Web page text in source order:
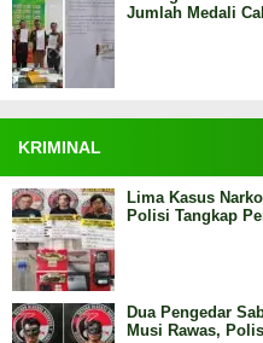
Jumlah Medali
KRIMINAL
Lima Kasus
Polisi Tangkap
Dua Pengedar
Musi Rawas,